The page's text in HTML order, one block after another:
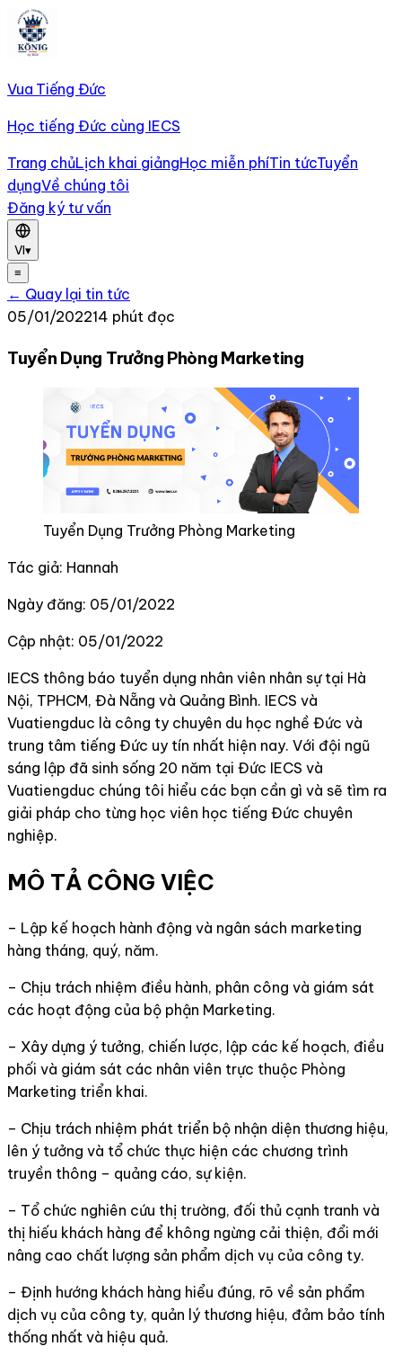
Vua Tiếng Đức
Học tiếng Đức cùng IECS
Trang chủLịch khai giảngHọc miễn phíTin tứcTuyển
dụngVề chúng tôi
Đăng ký tư vấn
VI▾
≡
← Quay lại tin tức
05/01/202214 phút đọc
Tuyển Dụng Trưởng Phòng Marketing
Tuyển Dụng Trưởng Phòng Marketing
Tác giả: Hannah
Ngày đăng: 05/01/2022
Cập nhật: 05/01/2022
IECS thông báo tuyển dụng nhân viên nhân sự tại Hà
Nội, TPHCM, Đà Nẵng và Quảng Bình. IECS và
Vuatiengduc là công ty chuyên du học nghề Đức và
trung tâm tiếng Đức uy tín nhất hiện nay. Với đội ngũ
sáng lập đã sinh sống 20 năm tại Đức IECS và
Vuatiengduc chúng tôi hiểu các bạn cần gì và sẽ tìm ra
giải pháp cho từng học viên học tiếng Đức chuyên
nghiệp.
MÔ TẢ CÔNG VIỆC
– Lập kế hoạch hành động và ngân sách marketing
hàng tháng, quý, năm.
– Chịu trách nhiệm điều hành, phân công và giám sát
các hoạt động của bộ phận Marketing.
– Xây dựng ý tưởng, chiến lược, lập các kế hoạch, điều
phối và giám sát các nhân viên trực thuộc Phòng
Marketing triển khai.
– Chịu trách nhiệm phát triển bộ nhận diện thương hiệu,
lên ý tưởng và tổ chức thực hiện các chương trình
truyền thông – quảng cáo, sự kiện.
– Tổ chức nghiên cứu thị trường, đối thủ cạnh tranh và
thị hiếu khách hàng để không ngừng cải thiện, đổi mới
nâng cao chất lượng sản phẩm dịch vụ của công ty.
– Định hướng khách hàng hiểu đúng, rõ về sản phẩm
dịch vụ của công ty, quản lý thương hiệu, đảm bảo tính
thống nhất và hiệu quả.